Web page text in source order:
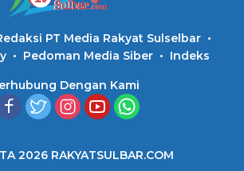
PT Media Rakyat Sulselbar
Pedoman Media Siber Indeks
Dengan Kami
2026 RAKYATSULBAR.COM